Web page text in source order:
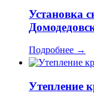
Установка
Подробнее →
Утепление